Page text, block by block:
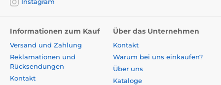
Informationen zum Kauf
Versand und Zahlung
Reklamationen und
Rücksendungen
Kontakt
Über das Unternehmen
Kontakt
Warum bei uns einkaufen?
Über uns
Kataloge